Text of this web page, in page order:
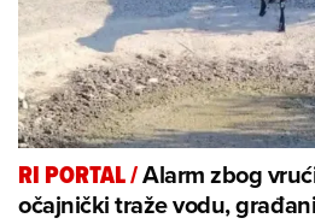
RI PORTAL/Alarm zbog
očajnički traže vodu,